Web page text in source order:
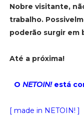
Nobre visitante,
trabalho.
poderão surgir em
Até a próxima!
ONETOIN!está
[ made in NETOIN! ]